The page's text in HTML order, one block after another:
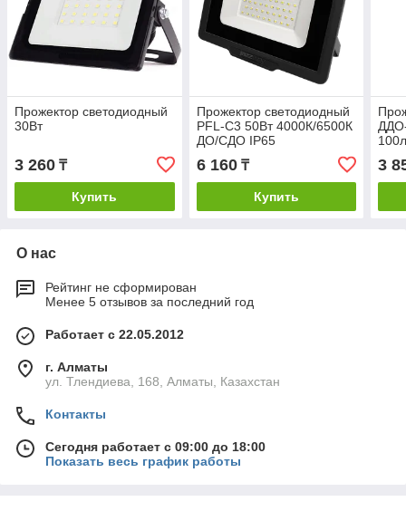
Прожектор светодиодный
30Вт
3 260 ₸
Купить
Прожектор светодиодный
PFL-C3 50Вт 4000К/6500К
ДО/СДО IP65
6 160₸
Купить
3
О нас
Рейтинг не сформирован
Менее 5 отзывов за последний год
Работает с 22.05.2012
г. Алматы
ул. Тлендиева, 168, Алматы, Казахстан
Контакты
Сегодня работает с 09:00 до 18:00
Показать весь график работы